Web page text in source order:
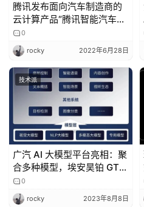
腾讯发布面向汽车制造商的
云计算产品“腾讯智能汽车
云”
0
rocky 2022年6月28日
技术派
广汽 AI 大模型平台亮相：聚
合多种模型，埃安昊铂 GT
轿跑首发
0
rocky 2023年8月8日